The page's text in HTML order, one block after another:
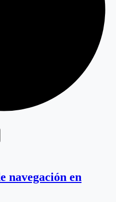
navegación en